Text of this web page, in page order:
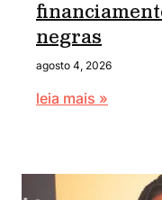
negras
agosto 4, 2026
leia mais »